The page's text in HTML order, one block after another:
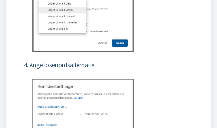
Ange lösenordsalternativ.